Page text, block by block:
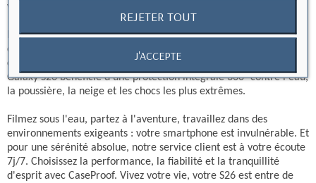
votre Samsung Galaxy S26 !
En tant que seule marque française à maîtriser cette technologie
de pointe, CaseProof vous offre des coques étanches et antichoc
certifiées IP68, conçues pour surpasser toutes vos attentes. Votre
Galaxy S26 bénéficie d'une protection intégrale 360° contre l'eau,
la poussière, la neige et les chocs les plus extrêmes.
Filmez sous l'eau, partez à l'aventure, travaillez dans des
environnements exigeants : votre smartphone est invulnérable. Et
pour une sérénité absolue, notre service client est à votre écoute
7j/7. Choisissez la performance, la fiabilité et la tranquillité
d'esprit avec CaseProof. Vivez votre vie, votre S26 est entre de
REJETER TOUT
J'ACCEPTE